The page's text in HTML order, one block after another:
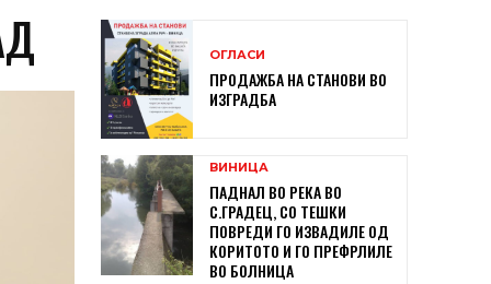
ОГЛАСИ
ПРОДАЖБА НА СТАНОВИ ВО
ИЗГРАДБА
ВИНИЦА
ПАДНАЛ ВО РЕКА ВО
С.ГРАДЕЦ, СО ТЕШКИ
ПОВРЕДИ ГО ИЗВАДИЛЕ ОД
КОРИТОТО И ГО ПРЕФРЛИЛЕ
ВО БОЛНИЦА